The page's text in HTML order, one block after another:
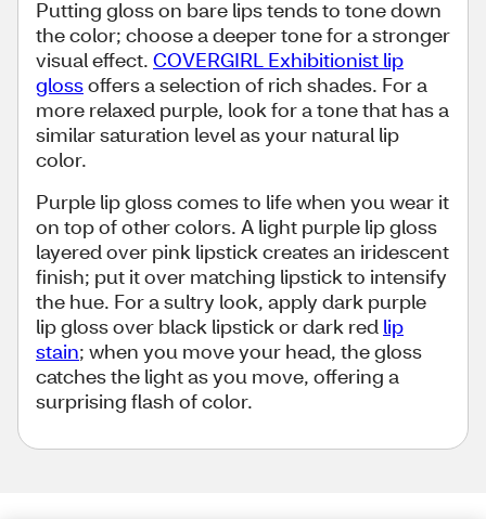
Putting gloss on bare lips tends to tone down
the color; choose a deeper tone for a stronger
visual effect. COVERGIRL Exhibitionist lip
glossoffers a selection of rich shades. For a
more relaxed purple, look for a tone that has a
similar saturation level as your natural lip
color.
Purple lip gloss comes to life when you wear it
on top of other colors. A light purple lip gloss
layered over pink lipstick creates an iridescent
finish; put it over matching lipstick to intensify
the hue. For a sultry look, apply dark purple
lip gloss over black lipstick or dark red lip
stain; when you move your head, the gloss
catches the light as you move, offering a
surprising flash of color.